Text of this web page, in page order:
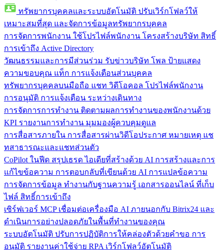
ทรัพยากรบุคคลและระบบอัตโนมัติ ปรับเวิร์กโฟลว์ให้
เหมาะสมที่สุด และจัดการข้อมูลทรัพยากรบุคคล
การจัดการพนักงาน ใช้โปรไฟล์พนักงาน โครงสร้างบริษัท สิทธิ์
การเข้าถึง Active Directory
วัฒนธรรมและการมีส่วนร่วม รับข่าวบริษัท โพล ป้ายแสดง
ความขอบคุณ แท็ก การแจ้งเตือนส่วนบุคคล
ทรัพยากรบุคคลบนมือถือ แชท วิดีโอคอล โปรไฟล์พนักงาน
การอนุมัติ การแจ้งเตือน ระหว่างเดินทาง
การจัดการการทำงาน ติดตามผลการทำงานของพนักงานด้วย
KPI รายงานการทำงาน มุมมองผู้ควบคุมดูแล
การสื่อสารภายใน การสื่อสารผ่านวิดีโอประกาศ หมายเหตุ แช
ทสาธารณะและแชทส่วนตัว
CoPilot ในฟีด สรุปเธรด ไอเดียที่สร้างด้วย AI การสร้างและการ
แก้ไขข้อความ การตอบกลับที่เขียนด้วย AI การแปลข้อความ
การจัดการข้อมูล ทำงานกับฐานความรู้ เอกสารออนไลน์ ที่เก็บ
ไฟล์ สิทธิ์การเข้าถึง
เซิร์ฟเวอร์ MCP เชื่อมต่อเครื่องมือ AI ภายนอกกับ Bitrix24 และ
ดำเนินการอย่างปลอดภัยในพื้นที่ทำงานของคุณ
ระบบอัตโนมัติ ปรับการปฏิบัติการให้คล่องตัวด้วยคำขอ การ
อนุมัติ รายงานค่าใช้จ่าย RPA เวิร์กโฟลว์อัตโนมัติ